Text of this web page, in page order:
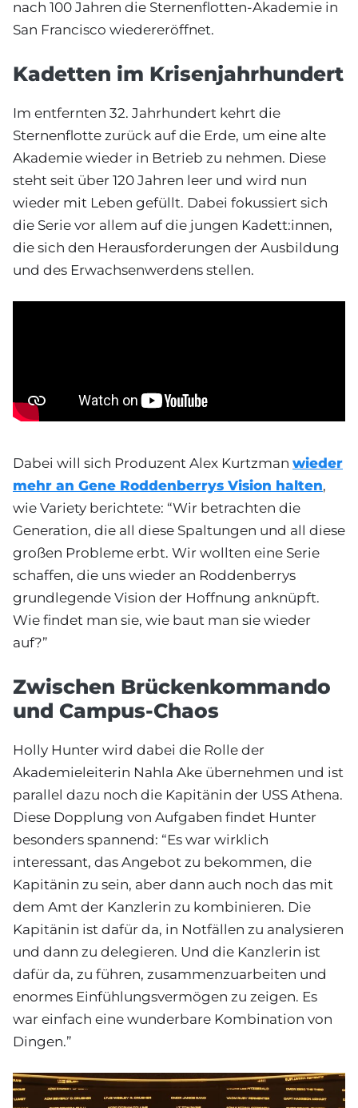
nach 100 Jahren die Sternenflotten-Akademie in
San Francisco wiedereröffnet.
Kadetten im Krisenjahrhundert
Im entfernten 32. Jahrhundert kehrt die
Sternenflotte zurück auf die Erde, um eine alte
Akademie wieder in Betrieb zu nehmen. Diese
steht seit über 120 Jahren leer und wird nun
wieder mit Leben gefüllt. Dabei fokussiert sich
die Serie vor allem auf die jungen Kadett:innen,
die sich den Herausforderungen der Ausbildung
und des Erwachsenwerdens stellen.
Dabei will sich Produzent Alex Kurtzman wieder
mehr an Gene Roddenberrys Vision halten,
wie Variety berichtete: “Wir betrachten die
Generation, die all diese Spaltungen und all diese
großen Probleme erbt. Wir wollten eine Serie
schaffen, die uns wieder an Roddenberrys
grundlegende Vision der Hoffnung anknüpft.
Wie findet man sie, wie baut man sie wieder
auf?”
Zwischen Brückenkommando
und Campus-Chaos
Holly Hunter wird dabei die Rolle der
Akademieleiterin Nahla Ake übernehmen und ist
parallel dazu noch die Kapitänin der USS Athena.
Diese Dopplung von Aufgaben findet Hunter
besonders spannend: “Es war wirklich
interessant, das Angebot zu bekommen, die
Kapitänin zu sein, aber dann auch noch das mit
dem Amt der Kanzlerin zu kombinieren. Die
Kapitänin ist dafür da, in Notfällen zu analysieren
und dann zu delegieren. Und die Kanzlerin ist
dafür da, zu führen, zusammenzuarbeiten und
enormes Einfühlungsvermögen zu zeigen. Es
war einfach eine wunderbare Kombination von
Dingen.”